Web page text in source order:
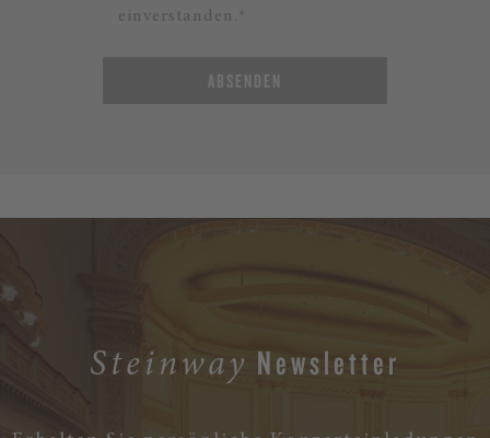
einverstanden.*
ABSENDEN
Steinway Newsletter